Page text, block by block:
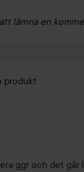
lämna en
produkt
ggr och det går